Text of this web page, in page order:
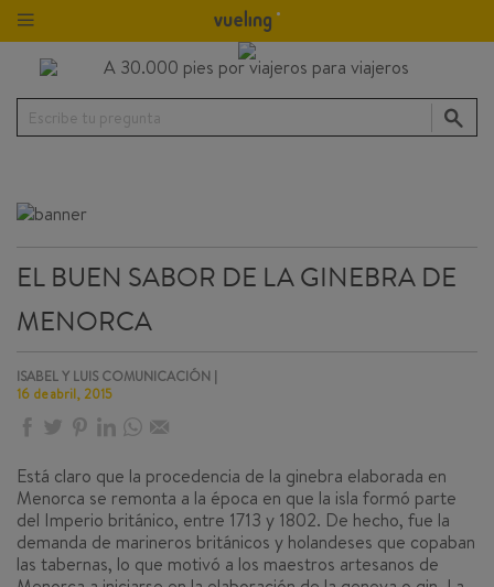
Escribe tu pregunta
EL BUEN SABOR DE LA GINEBRA DE
MENORCA
ISABEL Y LUIS COMUNICACIÓN |
16 de abril, 2015
Está claro que la procedencia de la ginebra elaborada en
Menorca se remonta a la época en que la isla formó parte
del Imperio británico, entre 1713 y 1802. De hecho, fue la
demanda de marineros británicos y holandeses que copaban
las tabernas, lo que motivó a los maestros artesanos de